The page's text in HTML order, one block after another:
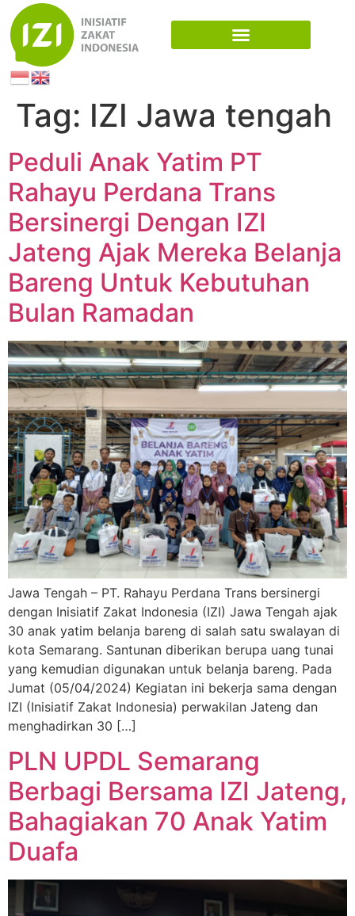
Tag: IZI Jawa tengah
Peduli Anak Yatim PT
Rahayu Perdana Trans
Bersinergi Dengan IZI
Jateng Ajak Mereka Belanja
Bareng Untuk Kebutuhan
Bulan Ramadan
Jawa Tengah – PT. Rahayu Perdana Trans bersinergi
dengan Inisiatif Zakat Indonesia (IZI) Jawa Tengah ajak
30 anak yatim belanja bareng di salah satu swalayan di
kota Semarang. Santunan diberikan berupa uang tunai
yang kemudian digunakan untuk belanja bareng. Pada
Jumat (05/04/2024) Kegiatan ini bekerja sama dengan
IZI (Inisiatif Zakat Indonesia) perwakilan Jateng dan
menghadirkan 30 […]
PLN UPDL Semarang
Berbagi Bersama IZI Jateng,
Bahagiakan 70 Anak Yatim
Duafa